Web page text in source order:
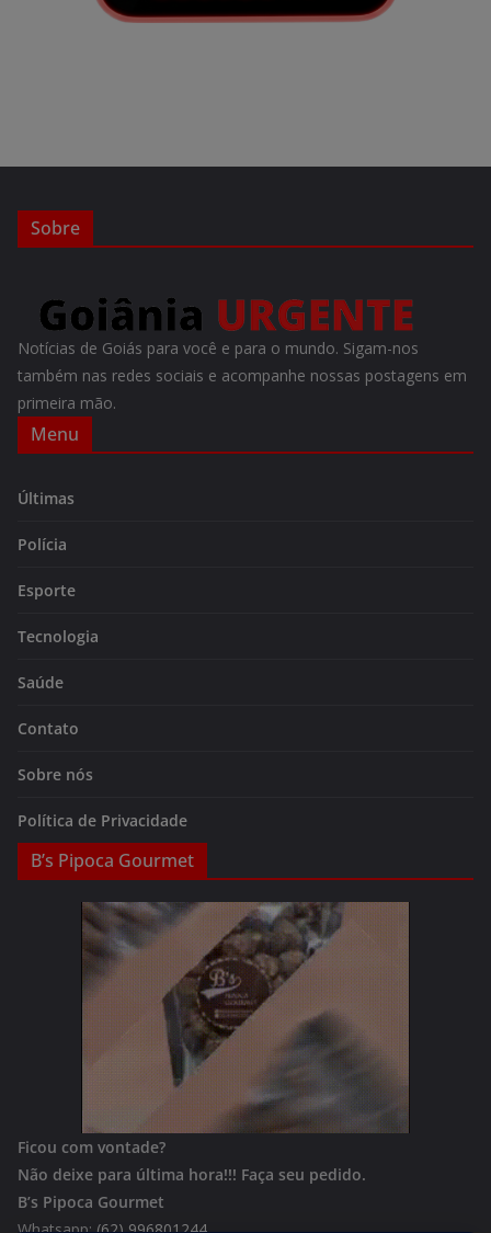
Sobre
Notícias de Goiás para você e para o mundo. Sigam-nos
também nas redes sociais e acompanhe nossas postagens em
primeira mão.
Menu
Últimas
Polícia
Esporte
Tecnologia
Saúde
Contato
Sobre nós
Política de Privacidade
B’s Pipoca Gourmet
Ficou com vontade?
Não deixe para última hora!!! Faça seu pedido.
B’s Pipoca Gourmet